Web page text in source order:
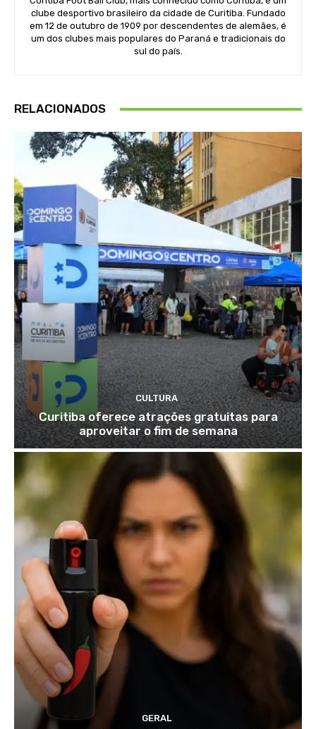
clube desportivo brasileiro da cidade de Curitiba. Fundado
em 12 de outubro de 1909 por descendentes de alemães, é
um dos clubes mais populares do Paraná e tradicionais do
sul do país.
RELACIONADOS
CULTURA
Curitiba oferece atrações gratuitas para
aproveitar o fim de semana
GERAL